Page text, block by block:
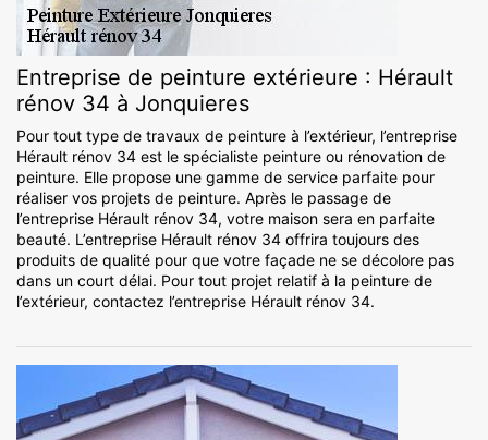
Entreprise de peinture extérieure : Hérault
rénov 34 à Jonquieres
Pour tout type de travaux de peinture à l’extérieur, l’entreprise
Hérault rénov 34 est le spécialiste peinture ou rénovation de
peinture. Elle propose une gamme de service parfaite pour
réaliser vos projets de peinture. Après le passage de
l’entreprise Hérault rénov 34, votre maison sera en parfaite
beauté. L’entreprise Hérault rénov 34 offrira toujours des
produits de qualité pour que votre façade ne se décolore pas
dans un court délai. Pour tout projet relatif à la peinture de
l’extérieur, contactez l’entreprise Hérault rénov 34.